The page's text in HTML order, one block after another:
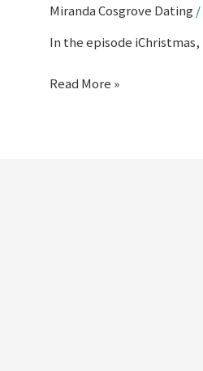
Miranda Cosgrove Dating /
In the episode
Read More »